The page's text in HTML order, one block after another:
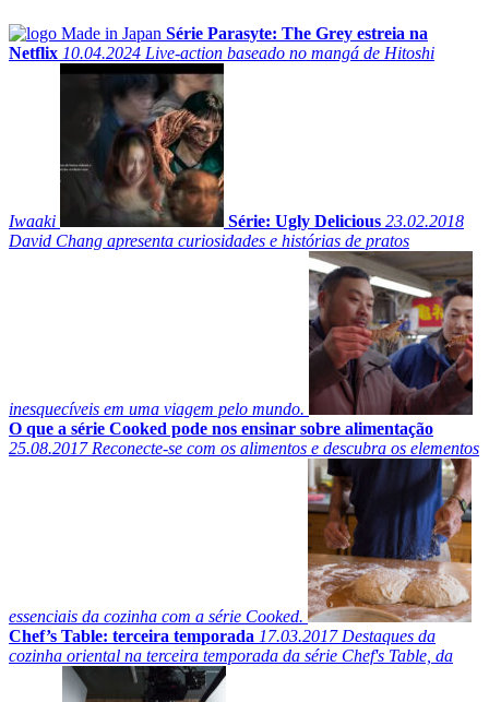
Série Parasyte: The Grey estreia na
Netflix 10.04.2024 Live-action baseado no mangá de Hitoshi
Iwaaki Série: Ugly Delicious 23.02.2018
David Chang apresenta curiosidades e histórias de pratos
inesquecíveis em uma viagem pelo mundo.
O que a série Cooked pode nos ensinar sobre alimentação
25.08.2017Reconecte-se com os alimentos e descubra os elementos
essenciais da cozinha com a série Cooked.
Chef’s Table: terceira temporada 17.03.2017Destaques da
cozinha oriental na terceira temporada da série Chef's Table, da